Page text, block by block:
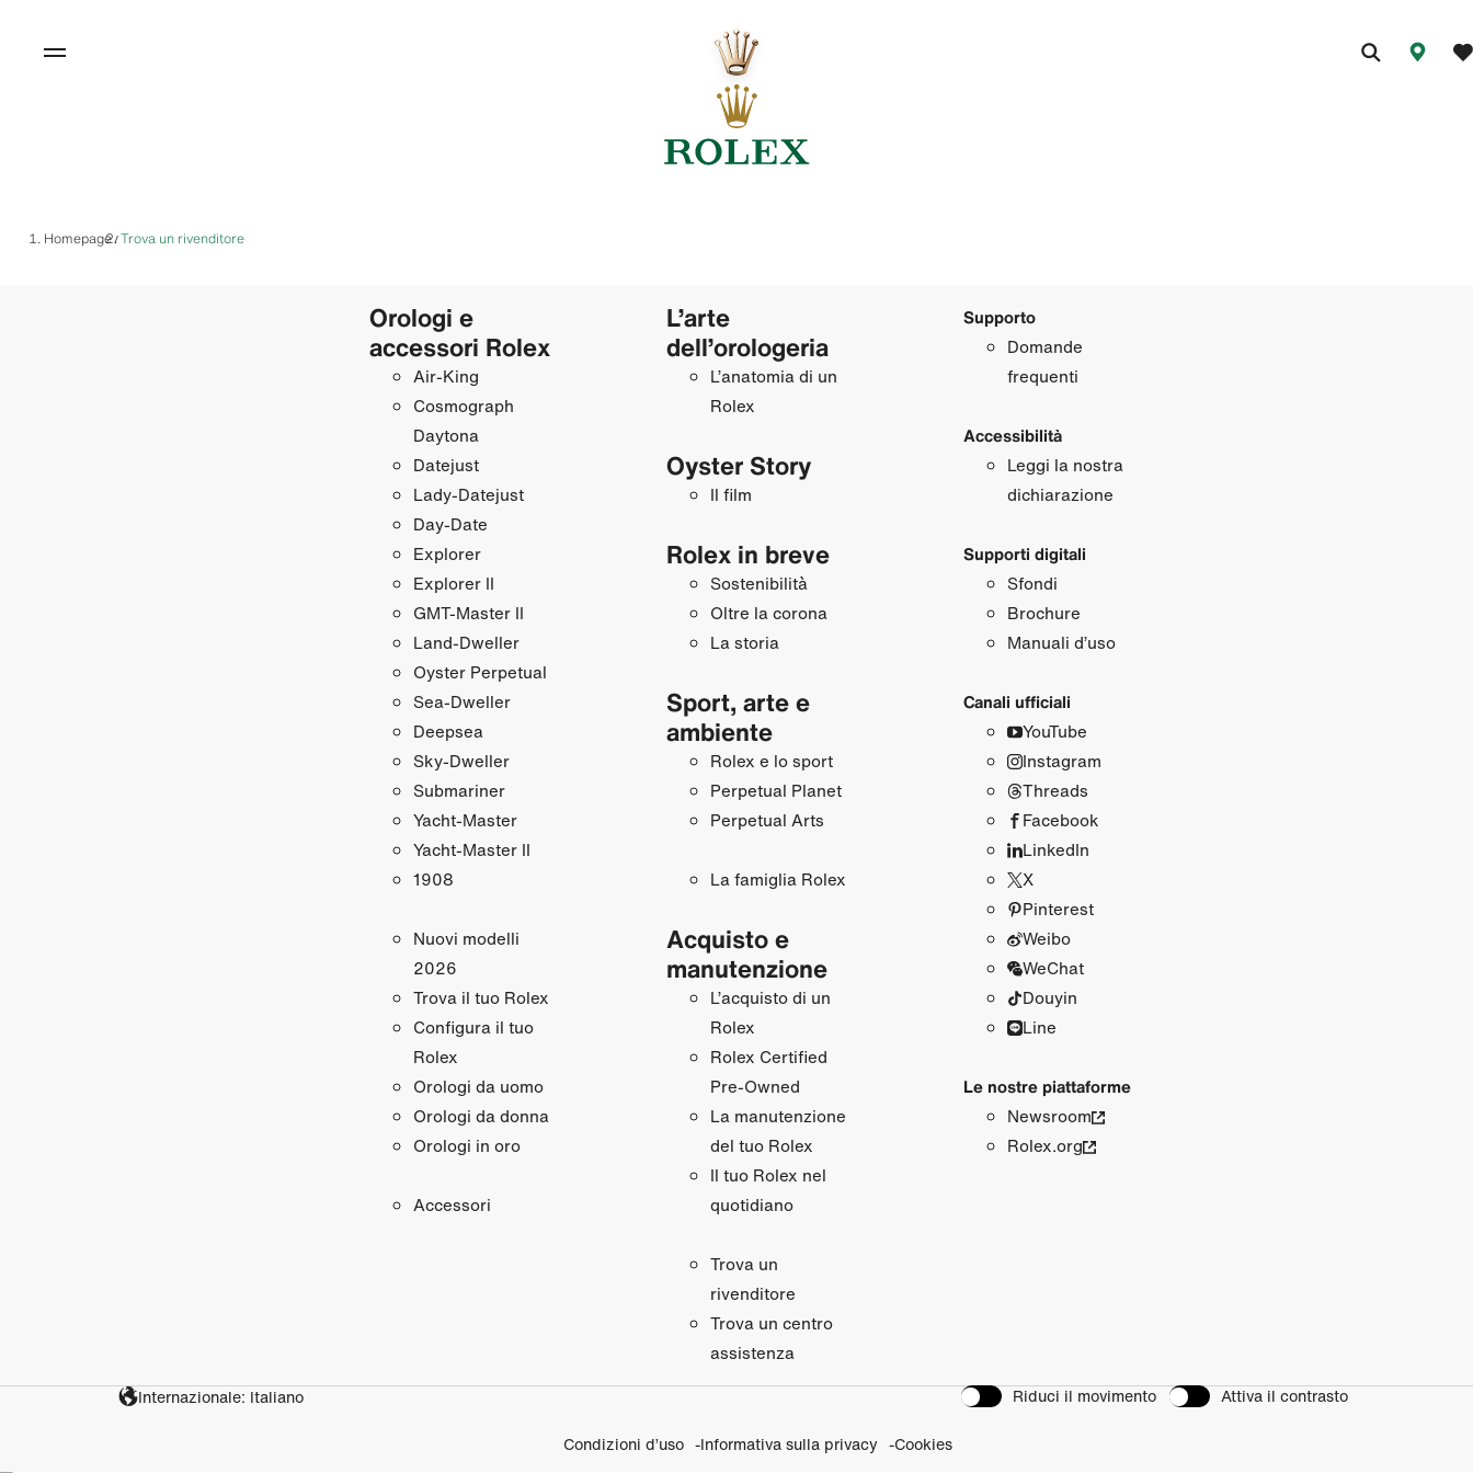
Homepage/Trova un rivenditore
Orologi e
accessori Rolex
Air‑King
Cosmograph
Daytona
Datejust
Lady‑Datejust
Day‑Date
Explorer
Explorer II
GMT‑Master II
Land‑Dweller
Oyster Perpetual
Sea‑Dweller
Deepsea
Sky‑Dweller
Submariner
Yacht‑Master
Yacht‑Master II
1908
Nuovi modelli
2026
Trova il tuo Rolex
Configura il tuo
Rolex
Orologi da uomo
Orologi da donna
Orologi in oro
Accessori
L’arte
dell’orologeria
L’anatomia di un
Rolex
Oyster Story
Il film
Rolex in breve
Sostenibilità
Oltre la corona
La storia
Sport, arte e
ambiente
Rolex e lo sport
Perpetual Planet
Perpetual Arts
La famiglia Rolex
Acquisto e
manutenzione
L’acquisto di un
Rolex
Rolex Certified
Pre‑Owned
La manutenzione
del tuo Rolex
Il tuo Rolex nel
quotidiano
Trova un
rivenditore
Trova un centro
assistenza
Supporto
Domande
frequenti
Accessibilità
Leggi la nostra
dichiarazione
Supporti digitali
Sfondi
Brochure
Manuali d’uso
Canali ufficiali
YouTube
Instagram
Threads
Facebook
LinkedIn
X
Pinterest
Weibo
WeChat
Douyin
Line
Le nostre piattaforme
Newsroom
Rolex.org
Internazionale: Italiano Riduci il movimento Attiva il contrasto
Condizioni d’uso Informativa sulla privacy Cookies